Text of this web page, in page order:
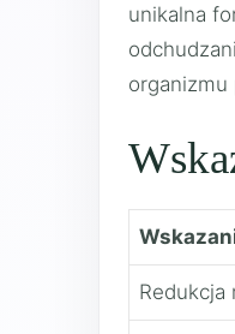
unikalna
organizmu
Redukcja